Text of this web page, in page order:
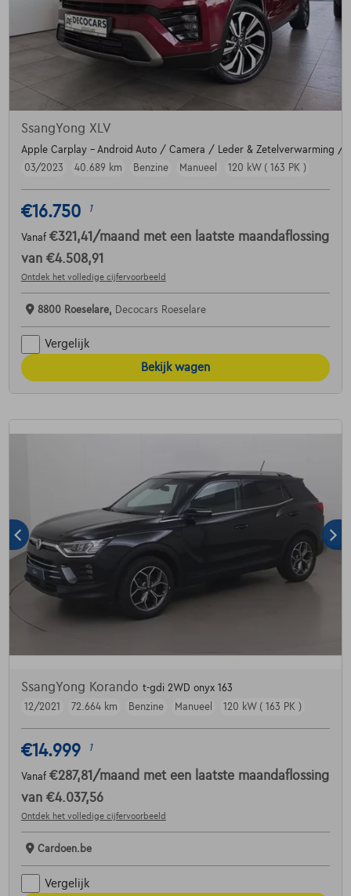
SsangYong XLV
Apple Carplay - Android Auto / Camera / Leder & Zetelverwarming /
03/2023
40.689 km Benzine Manueel 120 kW ( 163 PK )
€16.750 1
Vanaf €321,41 /maand met een laatste maandaflossing
van €4.508,91
Ontdek het volledige cijfervoorbeeld
8800 Roeselare, Decocars Roeselare
Vergelijk
Bekijk wagen
SsangYong Korando t-gdi 2WD onyx 163
12/2021
72.664 km Benzine Manueel 120 kW ( 163 PK )
€14.999 1
Vanaf €287,81 /maand met een laatste maandaflossing
van €4.037,56
Ontdek het volledige cijfervoorbeeld
Cardoen.be
Vergelijk